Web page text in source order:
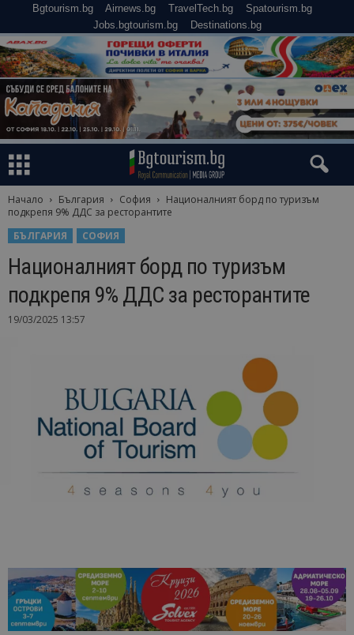
Bgtourism.bg Airnews.bg TravelTech.bg
Spatourism.bg
Jobs.bgtourism.bg
Destinations.bg
Начало България София
Националният борд по туризъм
подкрепя 9% ДДС за ресторантите
БЪЛГАРИЯ
СОФИЯ
Националният борд по туризъм
подкрепя 9% ДДС за ресторантите
19/03/2025 13:57